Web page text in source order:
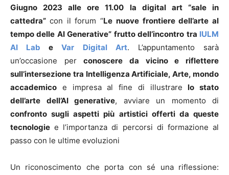
Giugno 2023 alle ore 11.00
la digital art “sale in
cattedra” con il forum “Le nuove frontiere dell’arte al
tempo delle AI Generative” frutto dell’incontro tra IULM
AI Lab eVar Digital Art. L’appuntamento sarà
un’occasione perconoscere da vicino e riflettere
sull’intersezione tra Intelligenza Artificiale, Arte, mondo
accademico e impresa al fine di illustrarelo stato
dell’arte dell’AI generative, avviare un momento di
confronto sugli aspetti più artistici offerti da queste
tecnologie e l’importanza di percorsi di formazione al
passo con le ultime evoluzioni
Un riconoscimento che porta con sé una riflessione: